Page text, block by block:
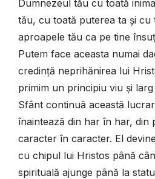
Dumnezeul tău cu toată
tău, cu toată puterea ta și cu
aproapele tău ca pe tine
Putem face aceasta numai
credință neprihănirea lui
primim un principiu viu și
Sfânt continuă această
înaintează din har în har, din
caracter în caracter. El
cu chipul lui Hristos până
spirituală ajunge până la